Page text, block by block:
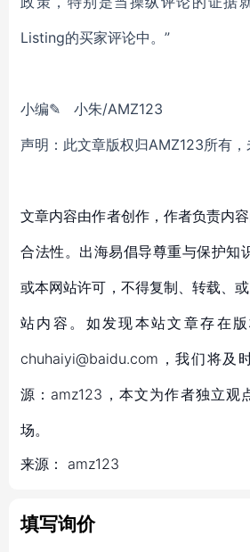
Listing的买家评论中。”
小编✎ 小朱/AMZ123
声明：此文章版权归AMZ123所有，
文章内容由作者创作，作者负责内
合法性。出海易倡导尊重与保护知
或本网站许可，不得复制、转载、
站内容。如发现本站文章存在
chuhaiyi@baidu.com，我们将及
源：amz123，本文为作者独立观
场。
来源： amz123
填写询价